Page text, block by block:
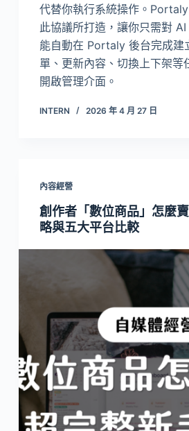
代替你執行系統操作。
此協議所打造，讓你只需對
能自動在 Portaly 後台完成建
單、更新內容、切換上下架等
開啟管理介面。
INTERN 2026 年 4 月 27 日
內容經營
創作者「數位商品」怎麼
略與五大平台比較